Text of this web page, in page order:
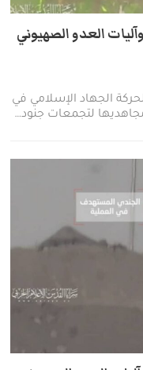
العدو الصهيوني
الجهاد الإسلامي في
لتجمعات جنود…